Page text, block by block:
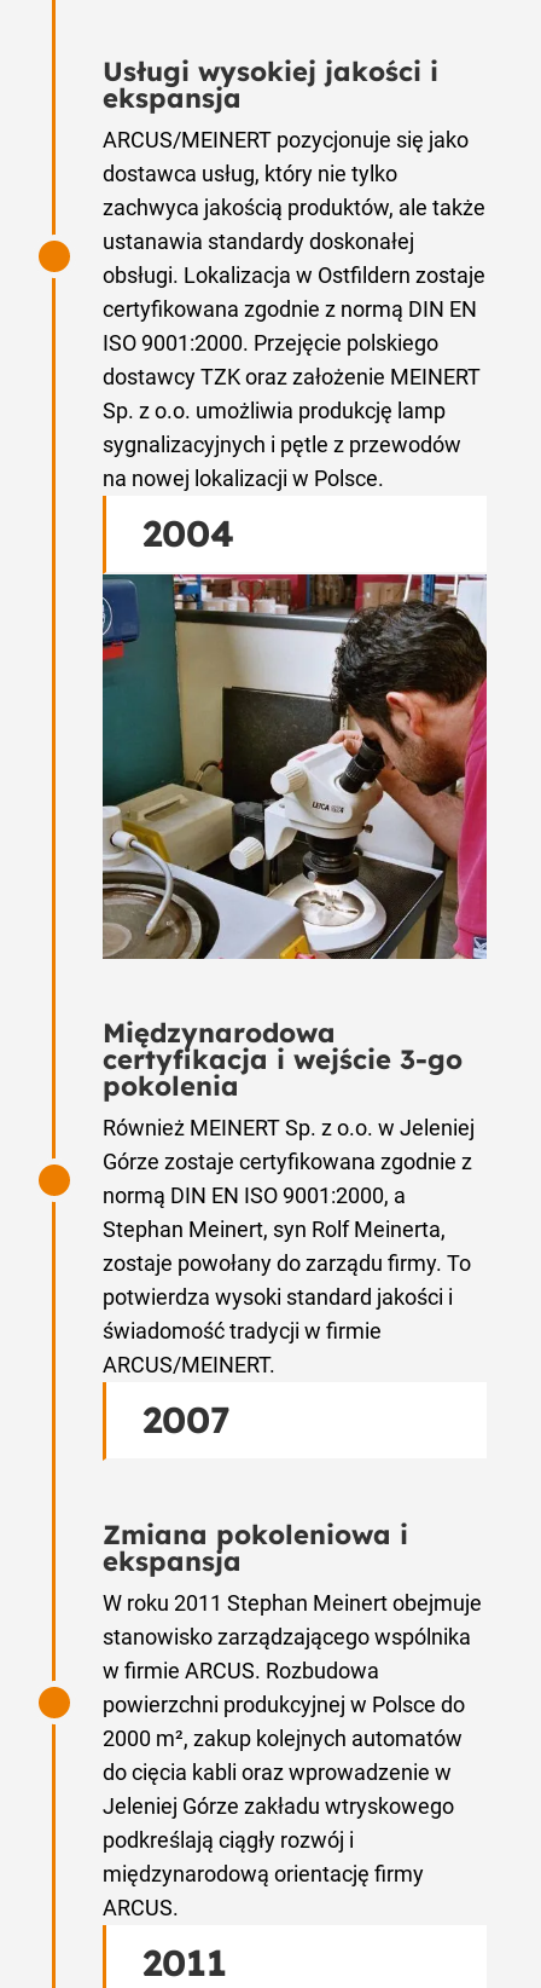
Usługi wysokiej jakości i
ekspansja
ARCUS/MEINERT pozycjonuje się jako
dostawca usług, który nie tylko
zachwyca jakością produktów, ale także
ustanawia standardy doskonałej
obsługi. Lokalizacja w Ostfildern zostaje
certyfikowana zgodnie z normą DIN EN
ISO 9001:2000. Przejęcie polskiego
dostawcy TZK oraz założenie MEINERT
Sp. z o.o. umożliwia produkcję lamp
sygnalizacyjnych i pętle z przewodów
na nowej lokalizacji w Polsce.
2004
Międzynarodowa
certyfikacja i wejście 3-go
pokolenia
Również MEINERT Sp. z o.o. w Jeleniej
Górze zostaje certyfikowana zgodnie z
normą DIN EN ISO 9001:2000, a
Stephan Meinert, syn Rolf Meinerta,
zostaje powołany do zarządu firmy. To
potwierdza wysoki standard jakości i
świadomość tradycji w firmie
ARCUS/MEINERT.
2007
Zmiana pokoleniowa i
ekspansja
W roku 2011 Stephan Meinert obejmuje
stanowisko zarządzającego wspólnika
w firmie ARCUS. Rozbudowa
powierzchni produkcyjnej w Polsce do
2000 m², zakup kolejnych automatów
do cięcia kabli oraz wprowadzenie w
Jeleniej Górze zakładu wtryskowego
podkreślają ciągły rozwój i
międzynarodową orientację firmy
ARCUS.
2011